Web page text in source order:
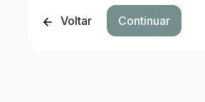
Voltar Continuar